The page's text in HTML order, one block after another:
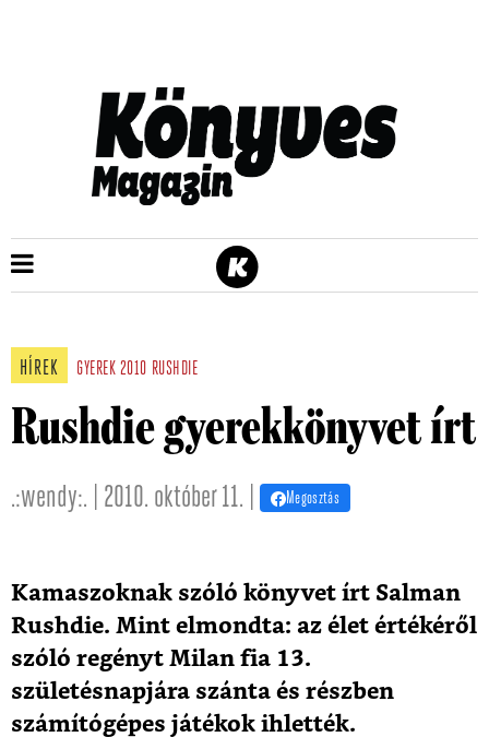
HÍREK GYEREK 2010 RUSHDIE
Rushdie gyerekkönyvet írt
.:wendy:. | 2010. október 11. | Megosztás
Kamaszoknak szóló könyvet írt Salman
Rushdie. Mint elmondta: az élet értékéről
szóló regényt Milan fia 13.
születésnapjára szánta és részben
számítógépes játékok ihlették.